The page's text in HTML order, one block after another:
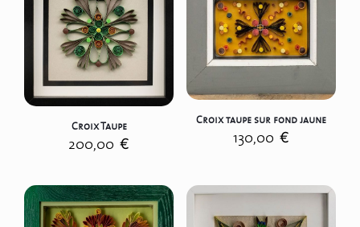
Croix Taupe
200,00€
Croix taupe sur fond jaune
130,00 €